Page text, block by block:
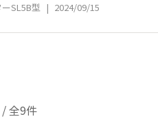
SL5B型 | 2024/09/15
全9件